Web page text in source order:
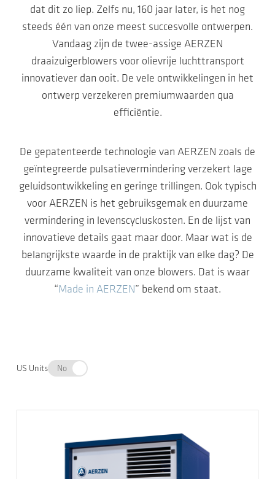
dat dit zo liep. Zelfs nu, 160 jaar later, is het nog
steeds één van onze meest succesvolle ontwerpen.
Vandaag zijn de twee-assige AERZEN
draaizuigerblowers voor olievrije luchttransport
innovatiever dan ooit. De vele ontwikkelingen in het
ontwerp verzekeren premiumwaarden qua
efficiëntie.
De gepatenteerde technologie van AERZEN zoals de
geïntegreerde pulsatievermindering verzekert lage
geluidsontwikkeling en geringe trillingen. Ook typisch
voor AERZEN is het gebruiksgemak en duurzame
vermindering in levenscycluskosten. En de lijst van
innovatieve details gaat maar door. Maar wat is de
belangrijkste waarde in de praktijk van elke dag? De
duurzame kwaliteit van onze blowers. Dat is waar
“Made in AERZEN” bekend om staat.
US Units No